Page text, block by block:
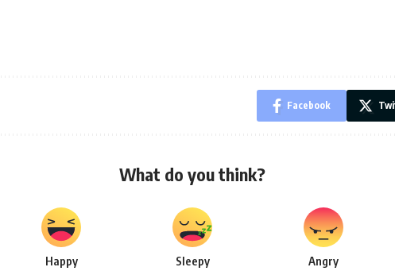
Facebook
What do you think?
Happy Sleepy Angry